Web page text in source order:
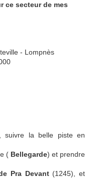
ce secteur de mes
- Lompnès
suivre la belle piste en
( Bellegarde) et prendre
Pra Devant (1245), et